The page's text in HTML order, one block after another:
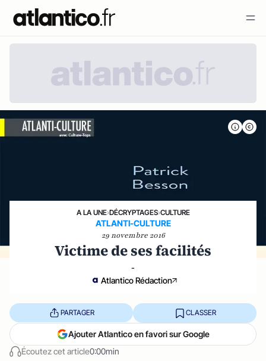
A LA UNE›DÉCRYPTAGES›CULTURE
ATLANTI-CULTURE
29 novembre 2016
Victime de ses facilités
-
Atlantico Rédaction
Écoutez cet article0:00min
PARTAGER CLASSER
Ajouter Atlantico en favori sur Google